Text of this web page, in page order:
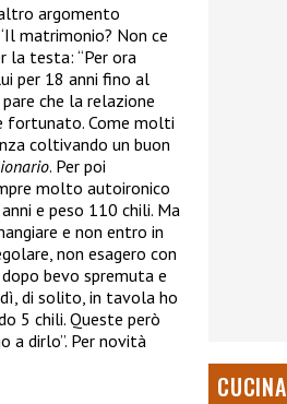
altro argomento
matrimonio? Non ce
la testa: “Per ora
per 18 anni fino al
che la relazione
fortunato. Come molti
coltivando un buon
. Per poi
molto autoironico
e peso 110 chili. Ma
e non entro in
non esagero con
bevo spremuta e
di solito, in tavola ho
5 chili. Queste però
a dirlo”. Per novità
CUCINA